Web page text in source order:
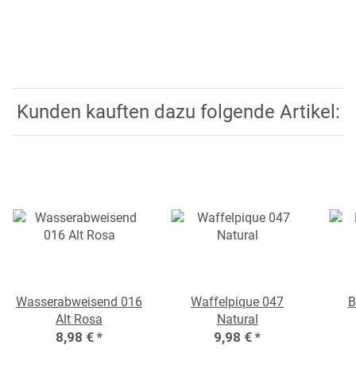
Kunden kauften dazu folgende Artikel:
Wasserabweisend 016
Alt Rosa
8,98 € *
Waffelpique 047
Natural
9,98 € *